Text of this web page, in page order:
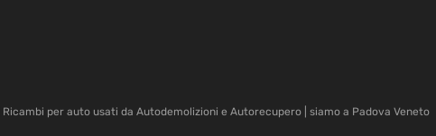
| Ricambi per auto usati da Autodemolizioni e Autorecupero | siamo a Padova Veneto